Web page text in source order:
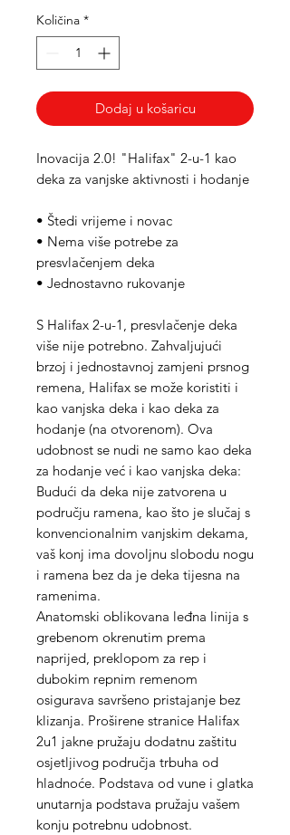
Količina *
Dodaj u košaricu
Inovacija 2.0! "Halifax" 2-u-1 kao
deka za vanjske aktivnosti i hodanje
• Štedi vrijeme i novac
• Nema više potrebe za
presvlačenjem deka
• Jednostavno rukovanje
S Halifax 2-u-1, presvlačenje deka
više nije potrebno. Zahvaljujući
brzoj i jednostavnoj zamjeni prsnog
remena, Halifax se može koristiti i
kao vanjska deka i kao deka za
hodanje (na otvorenom). Ova
udobnost se nudi ne samo kao deka
za hodanje već i kao vanjska deka:
Budući da deka nije zatvorena u
području ramena, kao što je slučaj s
konvencionalnim vanjskim dekama,
vaš konj ima dovoljnu slobodu nogu
i ramena bez da je deka tijesna na
ramenima.
Anatomski oblikovana leđna linija s
grebenom okrenutim prema
naprijed, preklopom za rep i
dubokim repnim remenom
osigurava savršeno pristajanje bez
klizanja. Proširene stranice Halifax
2u1 jakne pružaju dodatnu zaštitu
osjetljivog područja trbuha od
hladnoće. Podstava od vune i glatka
unutarnja podstava pružaju vašem
konju potrebnu udobnost.